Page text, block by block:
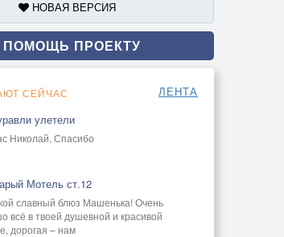
НОВАЯ ВЕРСИЯ
ПОМОЩЬ ПРОЕКТУ
СЕЙЧАС ЛЕНТА
улетели
Николай, Спасибо
Мотель ст.12
славный блюз Машенька! Очень
всё в твоей душевной и красивой
дорогая – нам